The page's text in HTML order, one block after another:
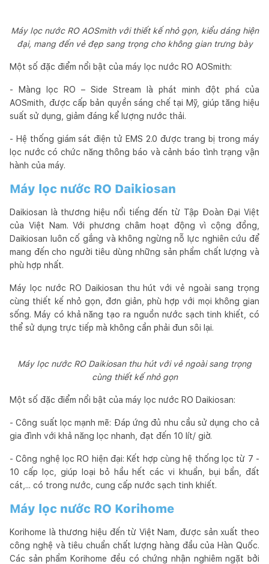
Máy lọc nước RO AOSmith với thiết kế nhỏ gọn, kiểu dáng hiện
đại, mang đến vẻ đẹp sang trọng cho không gian trưng bày
Một số đặc điểm nổi bật của máy lọc nước RO AOSmith:
- Màng lọc RO – Side Stream là phát minh đột phá của
AOSmith, được cấp bản quyền sáng chế tại Mỹ, giúp tăng hiệu
suất sử dụng, giảm đáng kể lượng nước thải.
- Hệ thống giám sát điện tử EMS 2.0 được trang bị trong máy
lọc nước có chức năng thông báo và cảnh báo tình trạng vận
hành của máy.
Máy lọc nước RO Daikiosan
Daikiosan là thương hiệu nổi tiếng đến từ Tập Đoàn Đại Việt
của Việt Nam. Với phương châm hoạt động vì cộng đồng,
Daikiosan luôn cố gắng và không ngừng nỗ lực nghiên cứu để
mang đến cho người tiêu dùng những sản phẩm chất lượng và
phù hợp nhất.
Máy lọc nước RO Daikiosan thu hút với vẻ ngoài sang trọng
cùng thiết kế nhỏ gọn, đơn giản, phù hợp với mọi không gian
sống. Máy có khả năng tạo ra nguồn nước sạch tinh khiết, có
thể sử dụng trực tiếp mà không cần phải đun sôi lại.
Máy lọc nước RO Daikiosan thu hút với vẻ ngoài sang trọng
cùng thiết kế nhỏ gọn
Một số đặc điểm nổi bật của máy lọc nước RO Daikiosan:
- Công suất lọc mạnh mẽ: Đáp ứng đủ nhu cầu sử dụng cho cả
gia đình với khả năng lọc nhanh, đạt đến 10 lít/ giờ.
- Công nghệ lọc RO hiện đại: Kết hợp cùng hệ thống lọc từ 7 -
10 cấp lọc, giúp loại bỏ hầu hết các vi khuẩn, bụi bẩn, đất
cát,... có trong nước, cung cấp nước sạch tinh khiết.
Máy lọc nước RO Korihome
Korihome là thương hiệu đến từ Việt Nam, được sản xuất theo
công nghệ và tiêu chuẩn chất lượng hàng đầu của Hàn Quốc.
Các sản phẩm Korihome đều có chứng nhận nghiêm ngặt bởi